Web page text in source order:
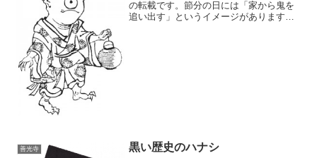
の転載です。節分の日には「家から鬼を
追い出す」というイメージがあります
善光寺 黒い歴史のハナシ